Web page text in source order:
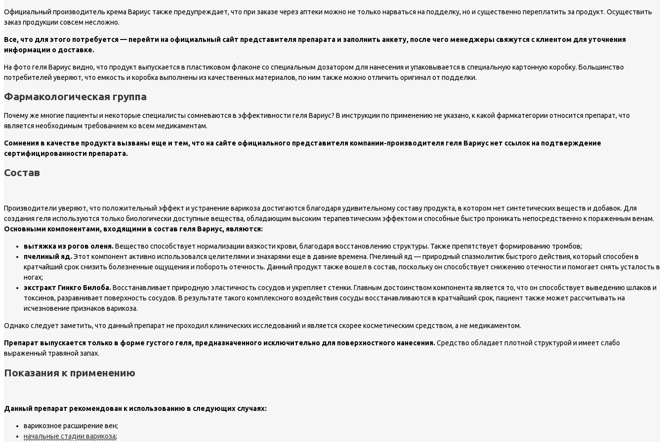
Официальный производитель крема Вариус также предупреждает, что при заказе через аптеки можно не только нарваться на подделку, но и существенно переплатить за продукт. Осуществить
заказ продукции совсем несложно.
Все, что для этого потребуется — перейти на официальный сайт представителя препарата и заполнить анкету, после чего менеджеры свяжутся с клиентом для уточнения
информации о доставке.
На фото геля Вариус видно, что продукт выпускается в пластиковом флаконе со специальным дозатором для нанесения и упаковывается в специальную картонную коробку. Большинство
потребителей уверяют, что емкость и коробка выполнены из качественных материалов, по ним также можно отличить оригинал от подделки.
Фармакологическая группа
Почему же многие пациенты и некоторые специалисты сомневаются в эффективности геля Вариус? В инструкции по применению не указано, к какой фармкатегории относится препарат, что
является необходимым требованием ко всем медикаментам.
Сомнения в качестве продукта вызваны еще и тем, что на сайте официального представителя компании-производителя геля Вариус нет ссылок на подтверждение
сертифицированности препарата.
Состав
Производители уверяют, что положительный эффект и устранение варикоза достигаются благодаря удивительному составу продукта, в котором нет синтетических веществ и добавок. Для
создания геля используются только биологически доступные вещества, обладающим высоким терапевтическим эффектом и способные быстро проникать непосредственно к пораженным венам.
Основными компонентами, входящими в состав геля Вариус, являются:
вытяжка из рогов оленя. Вещество способствует нормализации вязкости крови, благодаря восстановлению структуры. Также препятствует формированию тромбов;
пчелиный яд. Этот компонент активно использовался целителями и знахарями еще в давние времена. Пчелиный яд — природный спазмолитик быстрого действия, который способен в
кратчайший срок снизить болезненные ощущения и побороть отечность. Данный продукт также вошел в состав, поскольку он способствует снижению отечности и помогает снять усталость в
ногах;
экстракт Гинкго Билоба. Восстанавливает природную эластичность сосудов и укрепляет стенки. Главным достоинством компонента является то, что он способствует выведению шлаков и
токсинов, разравнивает поверхность сосудов. В результате такого комплексного воздействия сосуды восстанавливаются в кратчайший срок, пациент также может рассчитывать на
исчезновение признаков варикоза.
Однако следует заметить, что данный препарат не проходил клинических исследований и является скорее косметическим средством, а не медикаментом.
Препарат выпускается только в форме густого геля, предназначенного исключительно для поверхностного нанесения. Средство обладает плотной структурой и имеет слабо
выраженный травяной запах.
Показания к применению
Данный препарат рекомендован к использованию в следующих случаях:
варикозное расширение вен;
начальные стадии варикоза;